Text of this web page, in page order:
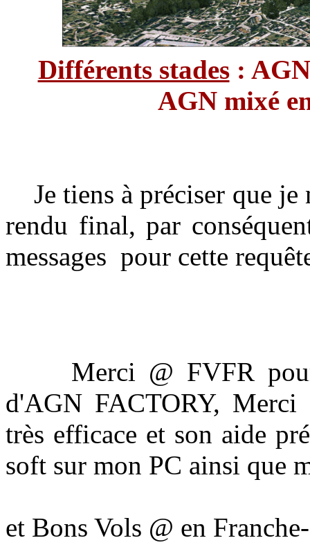
Différents stades: AGN
AGN mixé
Je tiens à préciser que je
rendu final, par
messages pour cette
Merci @ FVFR pour
d'AGN FACTORY,
très efficace et son aide
soft sur mon PC ainsi que
et Bons Vols @ en